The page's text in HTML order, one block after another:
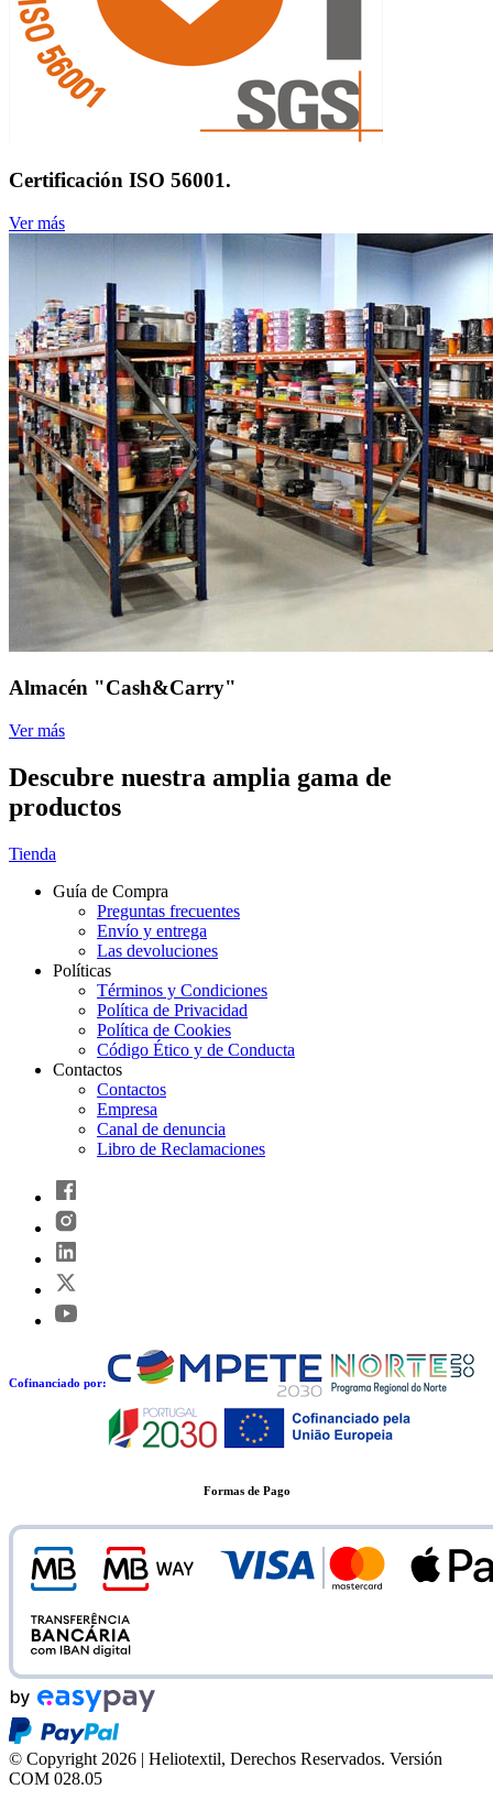
Certificación ISO 56001.
Ver más
Almacén "Cash&Carry"
Ver más
Descubre nuestra amplia gama de
productos
Tienda
Guía de Compra
Preguntas frecuentes
Envío y entrega
Las devoluciones
Políticas
Términos y Condiciones
Política de Privacidad
Política de Cookies
Código Ético y de Conducta
Contactos
Contactos
Empresa
Canal de denuncia
Libro de Reclamaciones
Cofinanciado por:
Formas de Pago
© Copyright 2026 | Heliotextil, Derechos Reservados. Versión
COM 028.05